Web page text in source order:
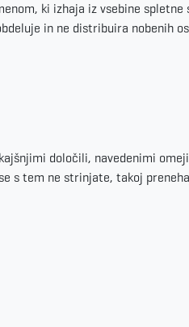
ki izhaja iz vsebine spletne
in ne distribuira nobenih
določili, navedenimi
s tem ne strinjate, takoj